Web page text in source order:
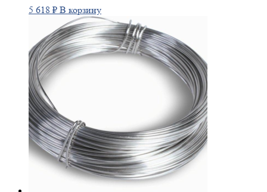
5 618 ₽ В корзину